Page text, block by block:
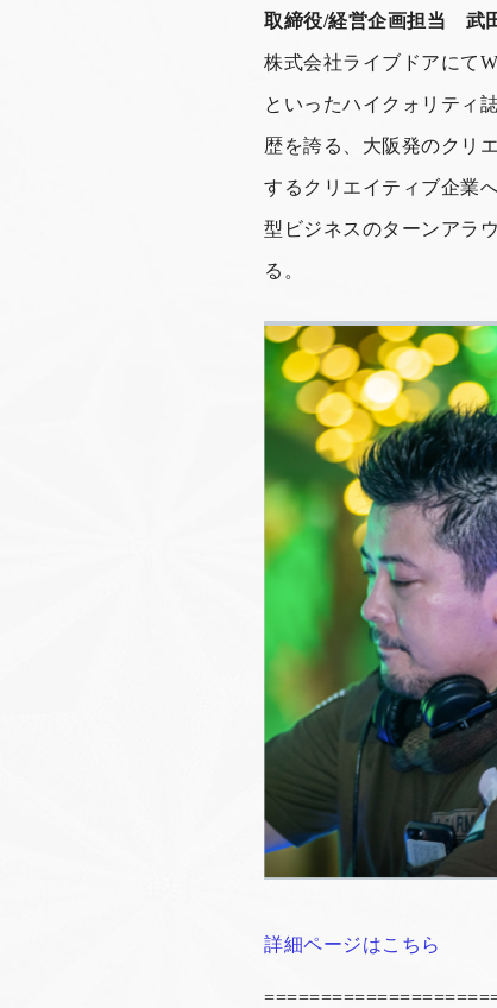
取締役/経営企画担当 武
株式会社ライブドアにて
といったハイクォリティ
歴を誇る、大阪発のクリ
するクリエイティブ企業
型ビジネスのターンアラ
る。
詳細ページはこちら